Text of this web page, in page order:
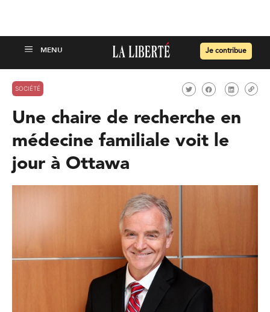
Je contribue
SOCIÉTÉ
Une chaire de recherche en
médecine familiale voit le
jour à Ottawa